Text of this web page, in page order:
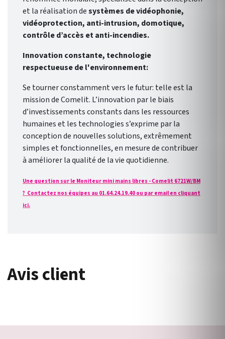
et la réalisation desystèmes de vidéophonie,
vidéoprotection, anti-intrusion, domotique,
contrôle d’accès et anti-incendies.
Innovation constante, technologie
respectueuse de l'environnement:
Se tourner constamment vers le futur: telle est la
mission de Comelit. L’innovation par le biais
d’investissements constants dans les ressources
humaines et les technologies s’exprime par la
conception de nouvelles solutions, extrêmement
simples et fonctionnelles, en mesure de contribuer
à améliorer la qualité de la vie quotidienne.
Une question sur le Moniteur mini mains libres - Comelit 6721W/BM
? Contactez nos équipes au 01.64.24.19.40 ou par email en cliquant
ici.
Avis client